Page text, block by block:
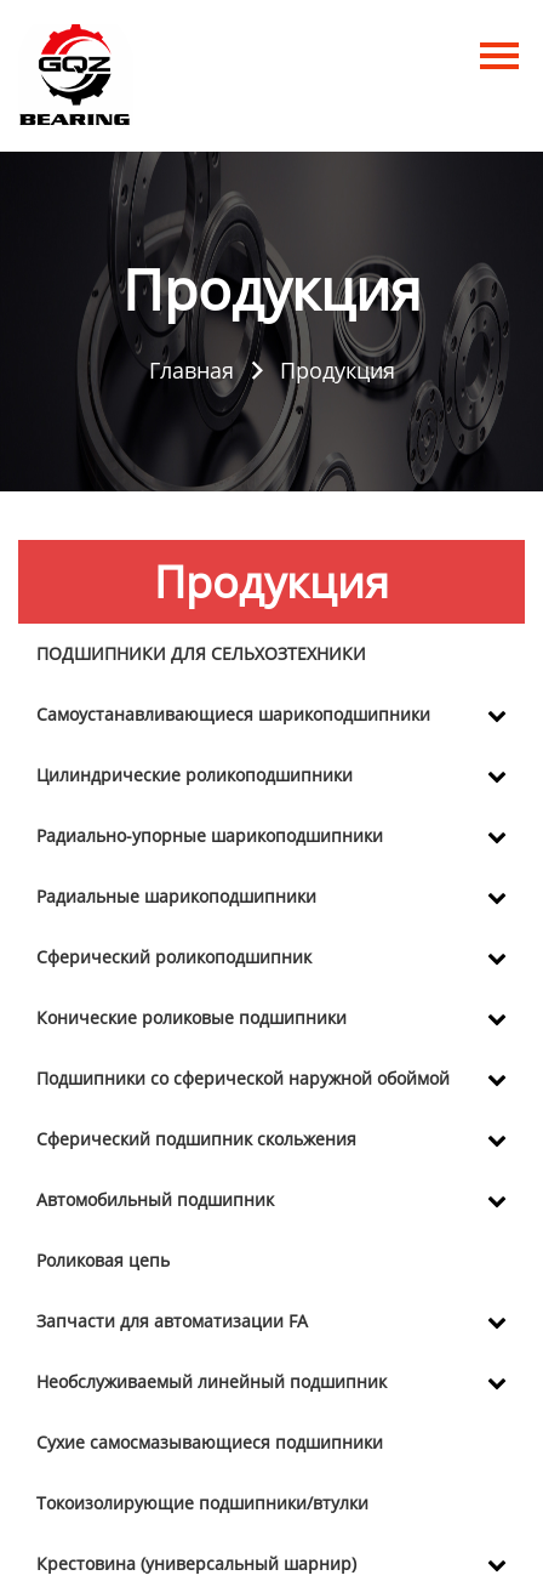
Главная
Продукция
Новости
Контакты Продукция
Главная  Продукция
Продукция
ПОДШИПНИКИ ДЛЯ СЕЛЬХОЗТЕХНИКИ
Самоустанавливающиеся шарикоподшипники
Цилиндрические роликоподшипники
Радиально-упорные шарикоподшипники
Радиальные шарикоподшипники
Сферический роликоподшипник
Конические роликовые подшипники
Подшипники со сферической наружной обоймой
Сферический подшипник скольжения
Автомобильный подшипник
Роликовая цепь
Запчасти для автоматизации FA
Необслуживаемый линейный подшипник
Сухие самосмазывающиеся подшипники
Токоизолирующие подшипники/втулки
Крестовина (универсальный шарнир)